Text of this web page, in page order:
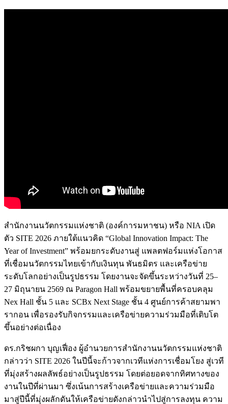
สำนักงานนวัตกรรมแห่งชาติ (องค์การมหาชน) หรือ NIA เปิด
ตัว SITE 2026 ภายใต้แนวคิด “Global Innovation Impact: The
Year of Investment” พร้อมยกระดับงานสู่ แพลตฟอร์มแห่งโอกาส
ที่เชื่อมนวัตกรรมไทยเข้ากับเงินทุน พันธมิตร และเครือข่าย
ระดับโลกอย่างเป็นรูปธรรม โดยงานจะจัดขึ้นระหว่างวันที่ 25–
27 มิถุนายน 2569 ณ Paragon Hall พร้อมขยายพื้นที่ครอบคลุม
Nex Hall ชั้น 5 และ SCBx Next Stage ชั้น 4 ศูนย์การค้าสยามพา
รากอน เพื่อรองรับกิจกรรมและเครือข่ายความร่วมมือที่เติบโต
ขึ้นอย่างต่อเนื่อง
ดร.กริชผกา บุญเฟื่อง ผู้อำนวยการสำนักงานนวัตกรรมแห่งชาติ
กล่าวว่า SITE 2026 ในปีนี้จะก้าวจากเวทีแห่งการเชื่อมโยง สู่เวที
ที่มุ่งสร้างผลลัพธ์อย่างเป็นรูปธรรม โดยต่อยอดจากทิศทางของ
งานในปีที่ผ่านมา ซึ่งเน้นการสร้างเครือข่ายและความร่วมมือ
มาสู่ปีนี้ที่มุ่งผลักดันให้เครือข่ายดังกล่าวนำไปสู่การลงทุน ความ